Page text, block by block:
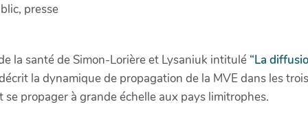
presse
la santé de Simon-Lorière et Lysaniuk intitulé “La
la dynamique de propagation de la MVE dans les
propager à grande échelle aux pays limitrophes.